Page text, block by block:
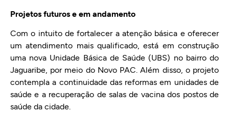
Projetos futuros e em andamento
Com o intuito de fortalecer a atenção básica e oferecer
um atendimento mais qualificado, está em construção
uma nova Unidade Básica de Saúde (UBS) no bairro do
Jaguaribe, por meio do Novo PAC. Além disso, o projeto
contempla a continuidade das reformas em unidades de
saúde e a recuperação de salas de vacina dos postos de
saúde da cidade.